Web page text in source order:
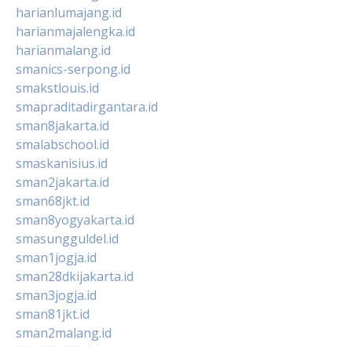
harianlumajang.id
harianmajalengka.id
harianmalang.id
smanics-serpong.id
smakstlouis.id
smapraditadirgantara.id
sman8jakarta.id
smalabschool.id
smaskanisius.id
sman2jakarta.id
sman68jkt.id
sman8yogyakarta.id
smasungguldel.id
sman1jogja.id
sman28dkijakarta.id
sman3jogja.id
sman81jkt.id
sman2malang.id